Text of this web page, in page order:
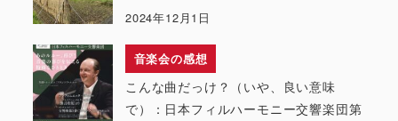
2024年12月1日
音楽会の感想
こんな曲だっけ？（いや、良い意味
で）：日本フィルハーモニー交響楽団第